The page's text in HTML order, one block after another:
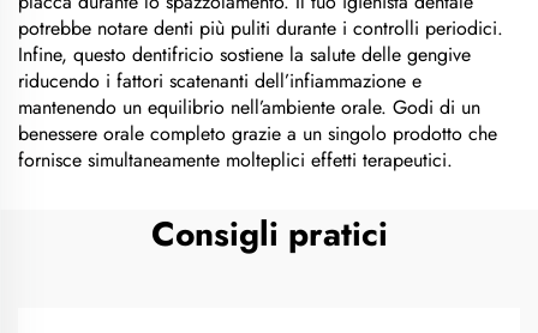
potrebbe notare denti più puliti durante i controlli periodici.
Infine, questo dentifricio sostiene la salute delle gengive
riducendo i fattori scatenanti dell’infiammazione e
mantenendo un equilibrio nell’ambiente orale. Godi di un
benessere orale completo grazie a un singolo prodotto che
fornisce simultaneamente molteplici effetti terapeutici.
Consigli pratici